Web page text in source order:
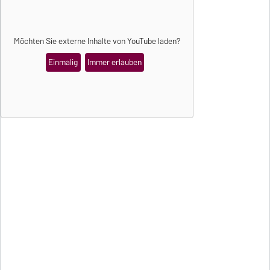
Möchten Sie externe Inhalte vonYouTubeladen?
Einmalig
Immer erlauben